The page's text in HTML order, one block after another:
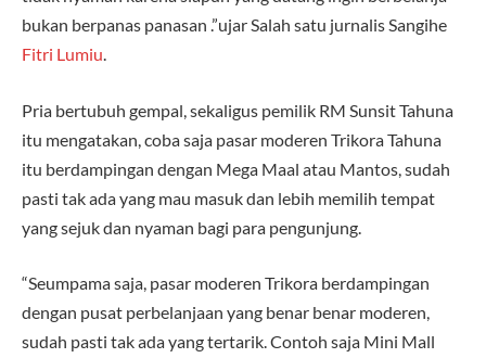
bukan berpanas panasan .”ujar Salah satu jurnalis Sangihe
Fitri Lumiu.
Pria bertubuh gempal, sekaligus pemilik RM Sunsit Tahuna
itu mengatakan, coba saja pasar moderen Trikora Tahuna
itu berdampingan dengan Mega Maal atau Mantos, sudah
pasti tak ada yang mau masuk dan lebih memilih tempat
yang sejuk dan nyaman bagi para pengunjung.
“Seumpama saja, pasar moderen Trikora berdampingan
dengan pusat perbelanjaan yang benar benar moderen,
sudah pasti tak ada yang tertarik. Contoh saja Mini Mall